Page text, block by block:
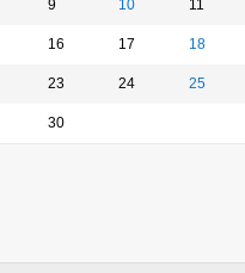
9 10 11
16 17 18
23 24 25
30